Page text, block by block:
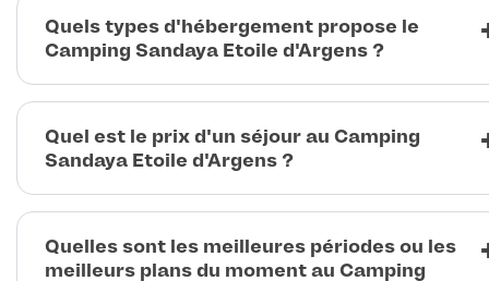
Quels types d'hébergement propose le
Camping Sandaya Etoile d'Argens ?
Quel est le prix d'un séjour au Camping
Sandaya Etoile d'Argens ?
Quelles sont les meilleures périodes ou les
meilleurs plans du moment au Camping